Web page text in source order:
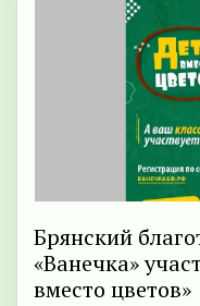
Брянский
«Ванечка»
вместо цветов»